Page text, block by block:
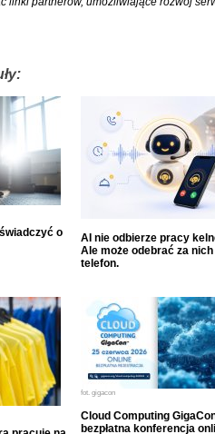
o
AI nie odbierze pracy
Ale może odebrać za nich
telefon.
fot. gigacon
Cloud Computing
bezpłatna konferencja